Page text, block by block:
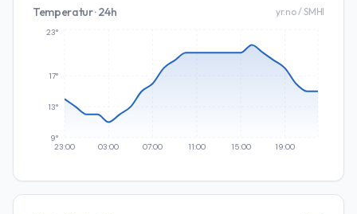
Temperatur · 24h yr.no / SMHI
23:00 03:00 07:00 11:00 15:00 19:00
9°
13°
17°
23°